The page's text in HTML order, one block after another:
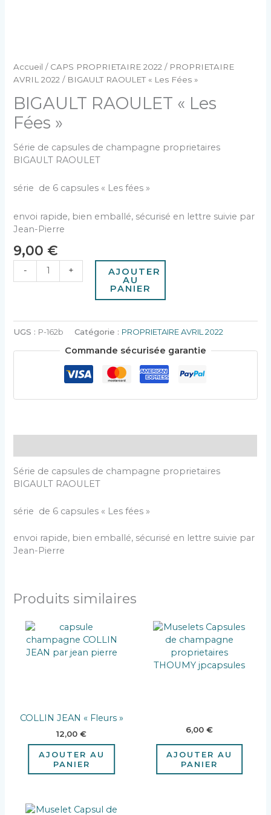
Accueil / CAPS PROPRIETAIRE 2022 / PROPRIETAIRE
AVRIL 2022 / BIGAULT RAOULET « Les Fées »
BIGAULT RAOULET « Les
Fées »
Série de capsules de champagne proprietaires
BIGAULT RAOULET
série de 6 capsules « Les fées »
envoi rapide, bien emballé, sécurisé en lettre suivie par
Jean-Pierre
9,00 €
- + AJOUTER
AU
PANIER
UGS : P-162b Catégorie : PROPRIETAIRE AVRIL 2022
Commande sécurisée garantie
Série de capsules de champagne proprietaires
BIGAULT RAOULET
série de 6 capsules « Les fées »
envoi rapide, bien emballé, sécurisé en lettre suivie par
Jean-Pierre
Produits similaires
COLLIN JEAN « Fleurs »
12,00€
AJOUTER AU
PANIER
6,00€
AJOUTER AU
PANIER